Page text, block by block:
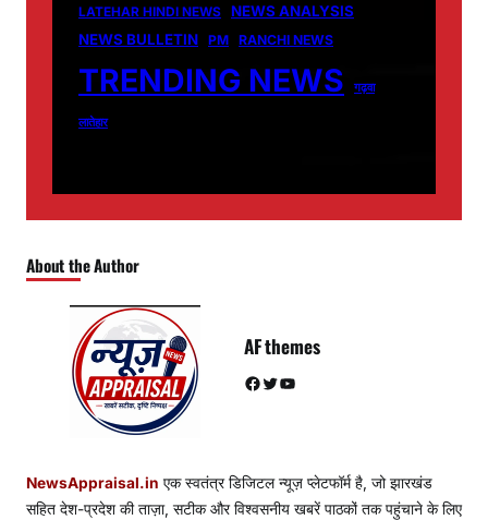
LATEHAR HINDI NEWS
NEWS ANALYSIS
NEWS BULLETIN PM RANCHI NEWS
TRENDING NEWS गढ़वा
लातेहार
About the Author
AF themes
Facebook Twitter YouTube
NewsAppraisal.in एक स्वतंत्र डिजिटल न्यूज़ प्लेटफॉर्म है, जो झारखंड
सहित देश-प्रदेश की ताज़ा, सटीक और विश्वसनीय खबरें पाठकों तक पहुंचाने के लिए